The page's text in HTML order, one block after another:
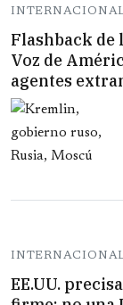
Flashback de
Voz de
agentes
EE.UU.